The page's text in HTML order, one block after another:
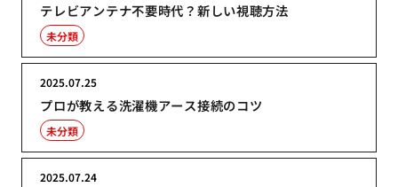
テレビアンテナ不要時代？新しい視聴方法
未分類
プロが教える洗濯機アース接続のコツ
2025.07.25
未分類
2025.07.24